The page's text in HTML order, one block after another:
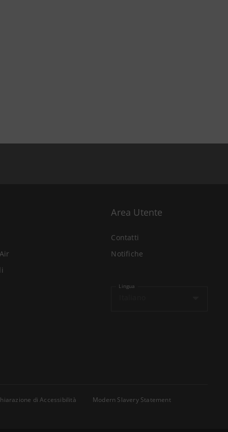
Area Utente
Contatti
Notifiche
Lingua
di Accessibilità
Modern Slavery Statement